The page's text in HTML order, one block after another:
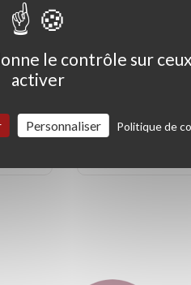
le contrôle sur
activer
Personnaliser Politique de